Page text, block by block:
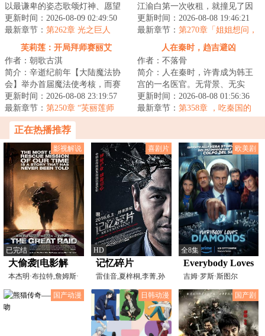
以最谦卑的姿态歌颂灯神、愿望
之神、奇迹之神、星辰之子、永
恒晨曦、光之...
更新时间：2026-08-09 02:49:50
最新章节： 第262章 光之巨人
江渝白第一次收租，就撞见了因
为没钱交租而对房东苦苦哀求的
双胞胎姐妹林见...
更新时间：2026-08-08 19:46:21
最新章节： 第270章「姐姐想问，
江渝白上大学了还要她吗？」
芙莉莲：开局拜师赛丽艾
作者：朝歌古淇
简介：辛逝纪前年【大陆魔法协
会】举办首届魔法使考核，而赛
丽艾亲自担任总考官一职。“不合
格，下一个。...
更新时间：2026-08-08 23:19:57
最新章节： 第250章 “芙丽莲师
侄，你也不希望你老师的理念得
不到实现吧？”
人在秦时，趋吉避凶
作者：不落骨
简介：人在秦时，许青成为韩王
宫的一名医官。无背景、无实
力、无天赋，是个三无人员。幸
好许青能够趋吉避...
更新时间：2026-08-08 01:56:36
最新章节： 第358章 ，吃秦国的
正在热播推荐
影视解说
已完结
大偷袭[电影解
说]
本杰明·布拉特,詹姆斯·
弗兰科,罗伯特·马
喜剧片
HD
记忆碎片
雷佳音,夏梓桐,李菁,孙
宁,何沄伟
欧美剧
全8集
Everybody Loves
Diamonds
吉姆·罗斯·斯图尔
特,Issam,Dakka,詹皮耶
国产动漫
日韩动漫 国产剧